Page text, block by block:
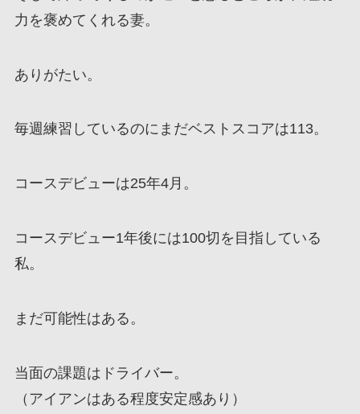
力を褒めてくれる妻。
ありがたい。
毎週練習しているのにまだベストスコアは113。
コースデビューは25年4月。
コースデビュー1年後には100切を目指している
私。
まだ可能性はある。
当面の課題はドライバー。
（アイアンはある程度安定感あり）